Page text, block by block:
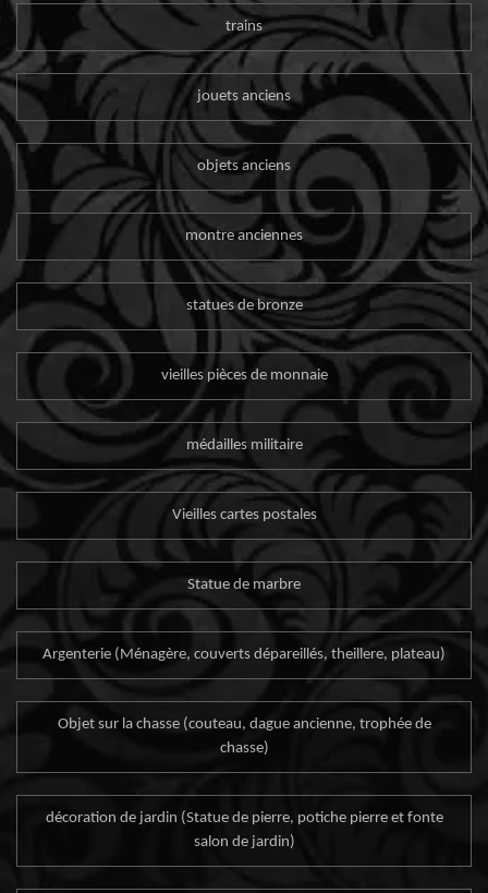
trains
jouets anciens
objets anciens
montre anciennes
statues de bronze
vieilles pièces de monnaie
médailles militaire
Vieilles cartes postales
Statue de marbre
Argenterie (Ménagère, couverts dépareillés, theillere, plateau)
Objet sur la chasse (couteau, dague ancienne, trophée de
chasse)
décoration de jardin (Statue de pierre, potiche pierre et fonte
salon de jardin)